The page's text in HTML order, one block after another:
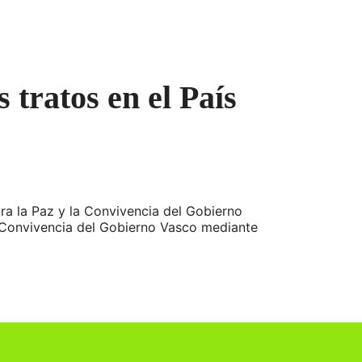
tratos en el País
la Paz y la Convivencia del Gobierno
del Gobierno Vasco mediante